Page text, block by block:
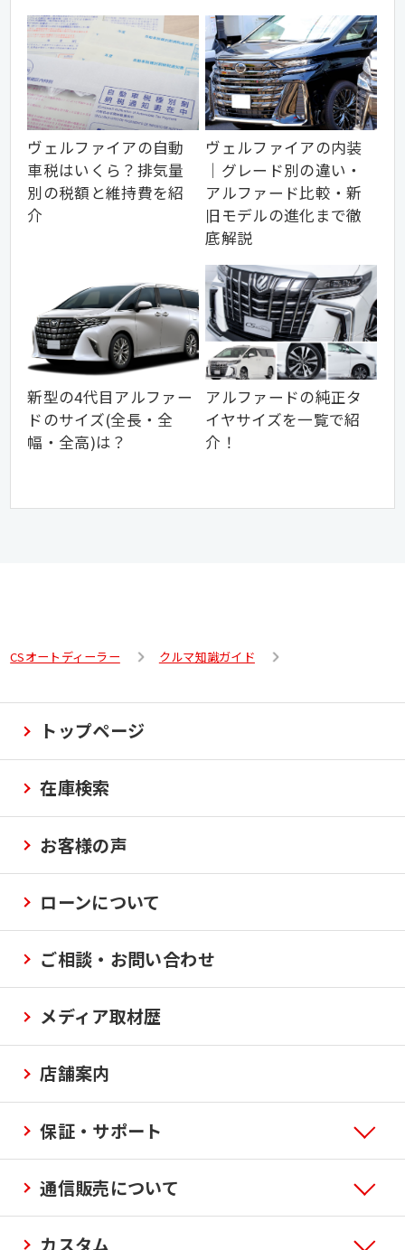
ヴェルファイアの自動
車税はいくら？排気量
別の税額と維持費を紹
介
ヴェルファイアの内装
｜グレード別の違い・
アルファード比較・新
旧モデルの進化まで徹
底解説
新型の4代目アルファー
ドのサイズ(全長・全
幅・全高)は？
アルファードの純正タ
イヤサイズを一覧で紹
介！
CSオートディーラー クルマ知識ガイド
トップページ
在庫検索
お客様の声
ローンについて
ご相談・お問い合わせ
メディア取材歴
店舗案内
保証・サポート
通信販売について
カスタム